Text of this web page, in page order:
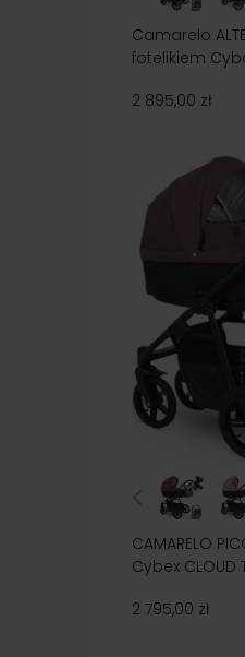
Camarelo
fotelikiem
2 895,00 zł
CAMARELO
Cybex CLOUD
2 795,00 zł